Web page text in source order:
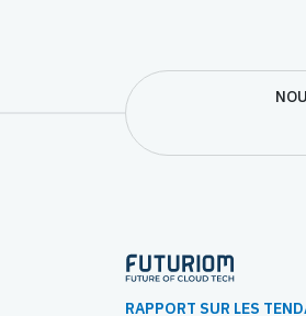
RAPPORT SUR LES